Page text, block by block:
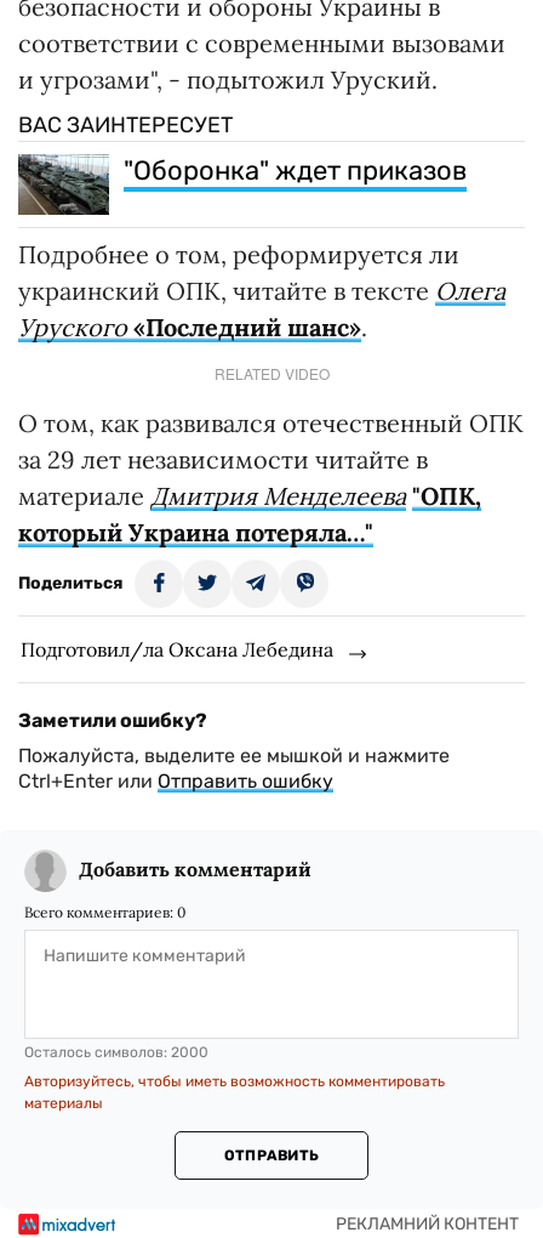
безопасности и обороны Украины в
соответствии с современными вызовами
и угрозами", - подытожил Уруский.
ВАС ЗАИНТЕРЕСУЕТ
"Оборонка" ждет приказов
Подробнее о том, реформируется ли
украинский ОПК, читайте в тексте Олега
Уруского«Последний шанс».
RELATED VIDEO
О том, как развивался отечественный ОПК
за 29 лет независимости читайте в
материале Дмитрия Менделеева "ОПК,
который Украина потеряла…"
Поделиться
Подготовил/ла Оксана Лебедина
Заметили ошибку?
Пожалуйста, выделите ее мышкой и нажмите
Ctrl+Enter или Отправить ошибку
Добавить комментарий
Всего комментариев: 0
Осталось символов: 2000
Авторизуйтесь, чтобы иметь возможность комментировать
материалы
ОТПРАВИТЬ